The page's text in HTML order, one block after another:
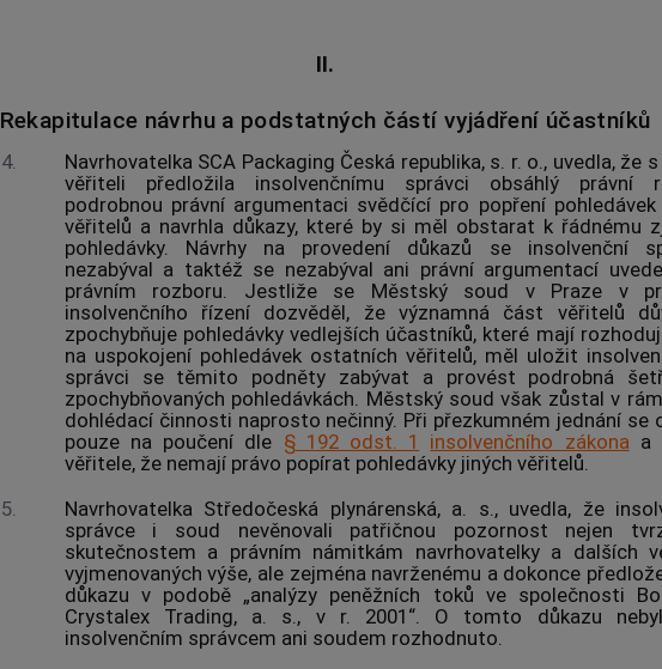
II.
Rekapitulace návrhu a podstatných částí vyjádření účastníků
4.
Navrhovatelka SCA Packaging Česká republika, s. r. o., uvedla, že
věřiteli předložila insolvenčnímu správci obsáhlý právní
podrobnou právní argumentaci svědčící pro popření pohledávek
věřitelů a navrhla důkazy, které by si měl obstarat k řádnému
pohledávky. Návrhy na provedení důkazů se insolvenční
nezabýval a taktéž se nezabýval ani právní argumentací
právním rozboru. Jestliže se Městský soud v Praze v
insolvenčního řízení dozvěděl, že významná část věřitelů
zpochybňuje pohledávky vedlejších účastníků, které mají
na uspokojení pohledávek ostatních věřitelů, měl uložit
správci se těmito podněty zabývat a provést podrobná
zpochybňovaných pohledávkách. Městský soud však zůstal v
dohlédací činnosti naprosto nečinný. Při přezkumném jednání se
pouze na poučení dle § 192 odst. 1 insolvenčního zákona a
věřitele, že nemají právo popírat pohledávky jiných věřitelů.
5.
Navrhovatelka Středočeská plynárenská, a. s., uvedla, že
správcei soud nevěnovali patřičnou pozornost nejen
skutečnostem a právním námitkám navrhovatelky a dalších
vyjmenovaných výše, ale zejména navrženému a dokonce
důkazu v podobě „analýzy peněžních toků ve společnosti
Crystalex Trading, a. s., v r. 2001“. O tomto důkazu
insolvenčním správcem ani soudem rozhodnuto.